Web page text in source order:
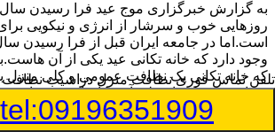
به گزارش خبرگزاری موج عید فرا رسیدن
روزهایی خوب و سرشار از انرژی و نیکویی
است.اما در جامعه ایران قبل از فرا رسیدن
وجود دارد که خانه تکانی عید یکی از آن
که خانه تکانی یک نظافت عمومی و کلی منزل
بخواهیم به طور اصولی آن را انجام دهیم باید
بیشتر داشته باشیم.
تلفن تماس فورینظافت منزل دزاشیب نظافت
tel:09196351909